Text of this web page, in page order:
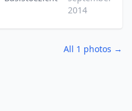
2014
All 1 photos →